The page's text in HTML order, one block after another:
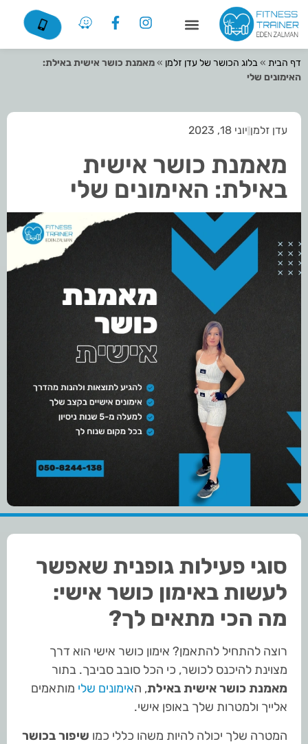
דף הבית »בלוג הכושר של עדן זלמן »מאמנת כושר אישית באילת:
האימונים שלי
עדן זלמן יוני 18, 2023
מאמנת כושר אישית
באילת: האימונים שלי
סוגי פעילות גופנית שאפשר
לעשות באימון כושר אישי:
מה הכי מתאים לך?
רוצה להתחיל להתאמן? אימון כושר אישי הוא דרך
מצוינת להיכנס לכושר, כי הכל סובב סביבך. בתור
מאמנת כושר אישית באילת, האימונים שלי מותאמים
אלייך ולמטרות שלך באופן אישי.
המטרה שלך יכולה להיות משהו כללי כמו שיפור בכושר